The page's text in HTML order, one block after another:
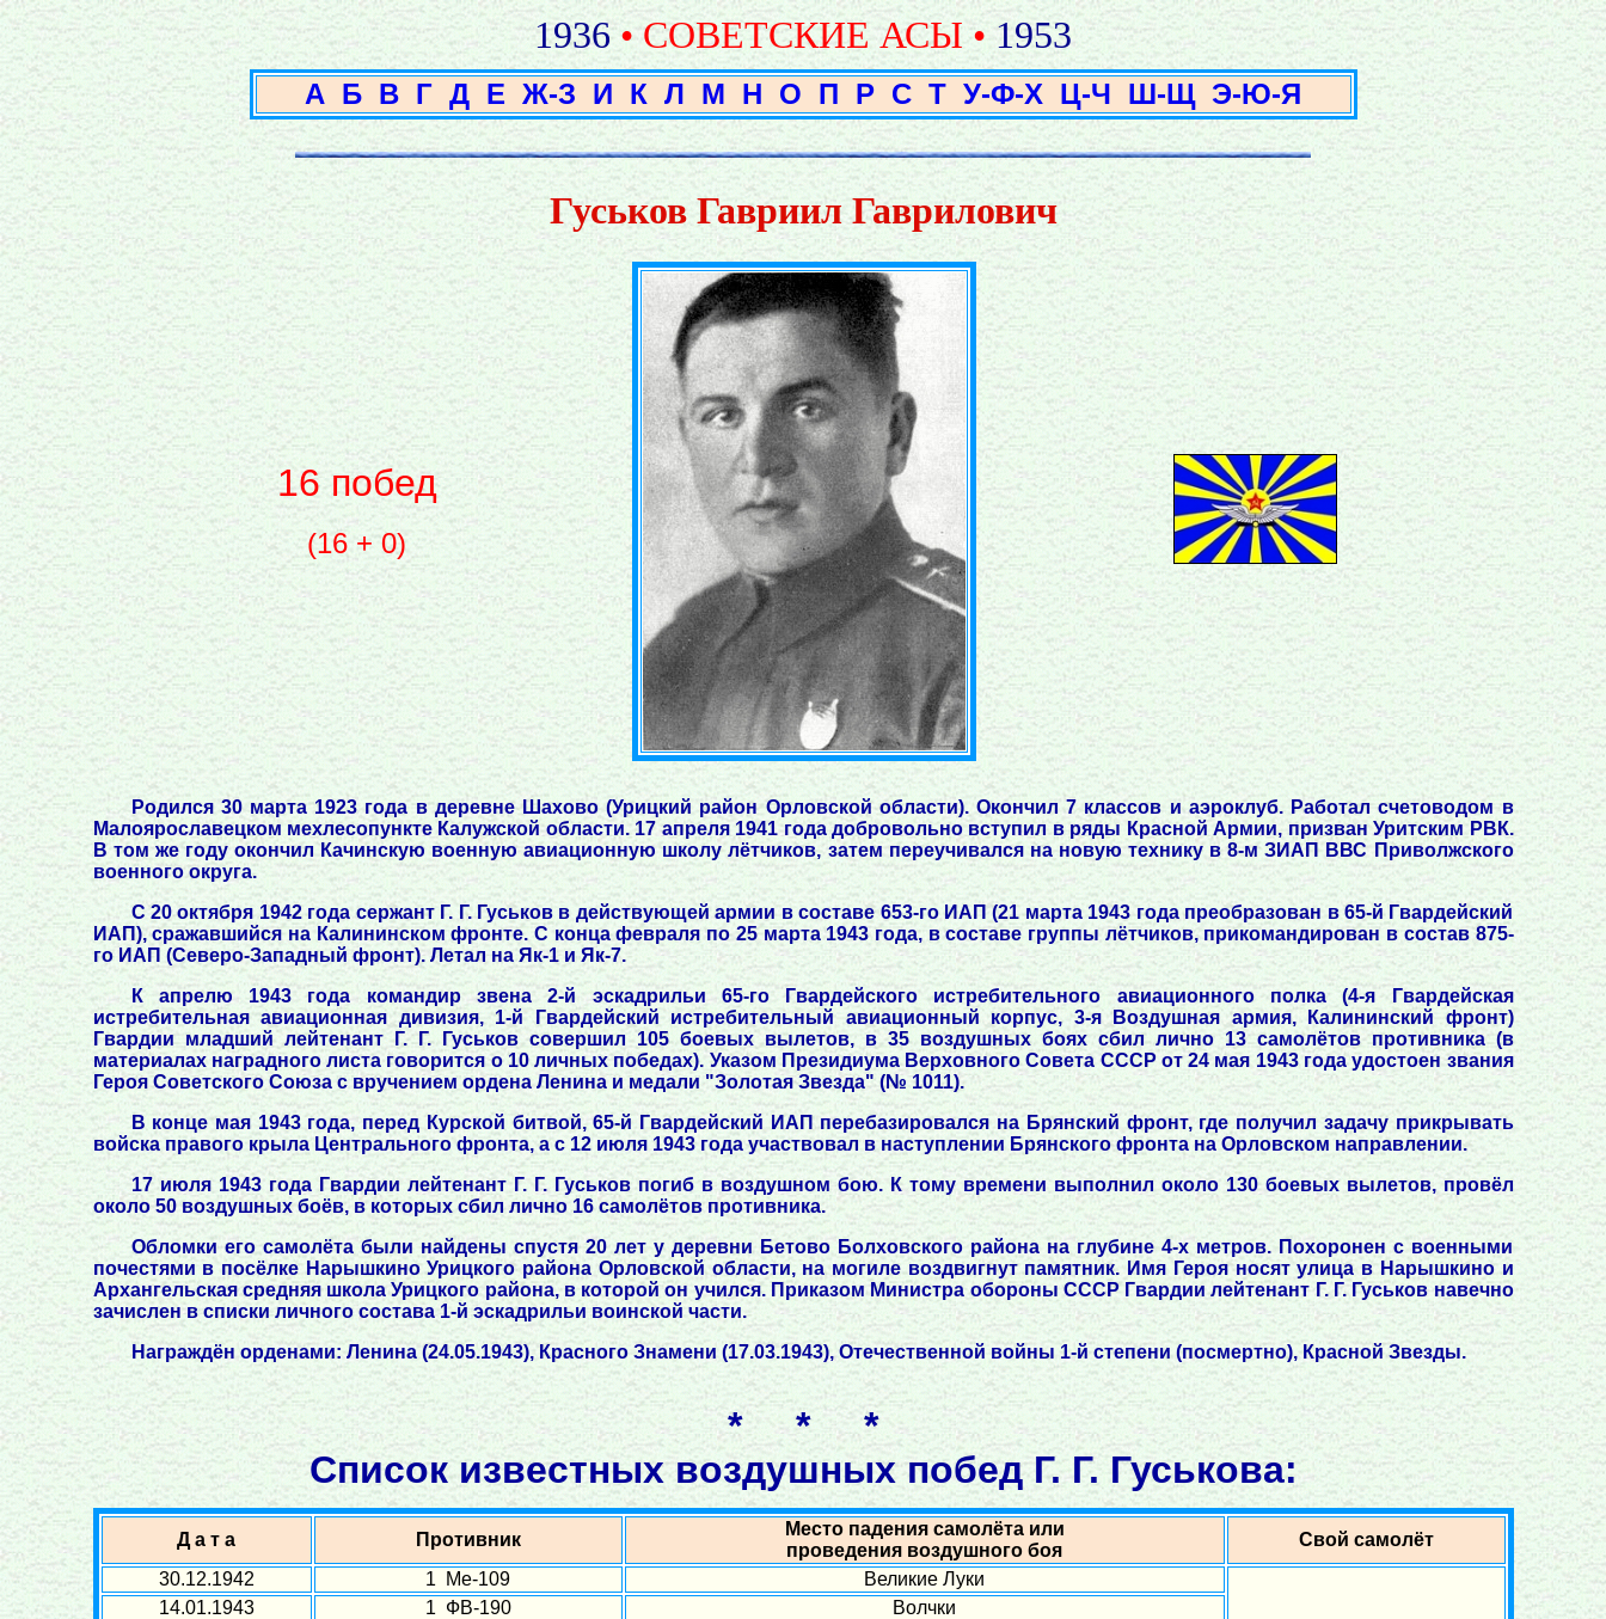
1936 • СОВЕТСКИЕ АСЫ • 1953
А Б В Г Д Е Ж-З И К Л М Н О П Р С Т У-Ф-Х Ц-Ч Ш-Щ Э-Ю-Я
Гуськов Гавриил Гаврилович
16 побед
(16 + 0)
Родился 30 марта 1923 года в деревне Шахово (Урицкий район Орловской области). Окончил 7 классов и аэроклуб. Работал счетоводом в
Малоярославецком мехлесопункте Калужской области. 17 апреля 1941 года добровольно вступил в ряды Красной Армии, призван Уритским РВК.
В том же году окончил Качинскую военную авиационную школу лётчиков, затем переучивался на новую технику в 8-м ЗИАП ВВС Приволжского
военного округа.
С 20 октября 1942 года сержант Г. Г. Гуськов в действующей армии в составе 653-го ИАП (21 марта 1943 года преобразован в 65-й Гвардейский
ИАП), сражавшийся на Калининском фронте. С конца февраля по 25 марта 1943 года, в составе группы лётчиков, прикомандирован в состав 875-
го ИАП (Северо-Западный фронт). Летал на Як-1 и Як-7.
К апрелю 1943 года командир звена 2-й эскадрильи 65-го Гвардейского истребительного авиационного полка (4-я Гвардейская
истребительная авиационная дивизия, 1-й Гвардейский истребительный авиационный корпус, 3-я Воздушная армия, Калининский фронт)
Гвардии младший лейтенант Г. Г. Гуськов совершил 105 боевых вылетов, в 35 воздушных боях сбил лично 13 самолётов противника (в
материалах наградного листа говорится о 10 личных победах). Указом Президиума Верховного Совета СССР от 24 мая 1943 года удостоен звания
Героя Советского Союза с вручением ордена Ленина и медали "Золотая Звезда" (№ 1011).
В конце мая 1943 года, перед Курской битвой, 65-й Гвардейский ИАП перебазировался на Брянский фронт, где получил задачу прикрывать
войска правого крыла Центрального фронта, а с 12 июля 1943 года участвовал в наступлении Брянского фронта на Орловском направлении.
17 июля 1943 года Гвардии лейтенант Г. Г. Гуськов погиб в воздушном бою. К тому времени выполнил около 130 боевых вылетов, провёл
около 50 воздушных боёв, в которых сбил лично 16 самолётов противника.
Обломки его самолёта были найдены спустя 20 лет у деревни Бетово Болховского района на глубине 4-х метров. Похоронен с военными
почестями в посёлке Нарышкино Урицкого района Орловской области, на могиле воздвигнут памятник. Имя Героя носят улица в Нарышкино и
Архангельская средняя школа Урицкого района, в которой он учился. Приказом Министра обороны СССР Гвардии лейтенант Г. Г. Гуськов навечно
зачислен в списки личного состава 1-й эскадрильи воинской части.
Награждён орденами: Ленина (24.05.1943), Красного Знамени (17.03.1943), Отечественной войны 1-й степени (посмертно), Красной Звезды.
* * *
Список известных воздушных побед Г. Г. Гуськова:
Д а т а Противник
Место падения самолёта или
проведения воздушного боя
Свой самолёт
30.12.1942
1 Ме-109 Великие Луки
14.01.1943 1 ФВ-190
Волчки